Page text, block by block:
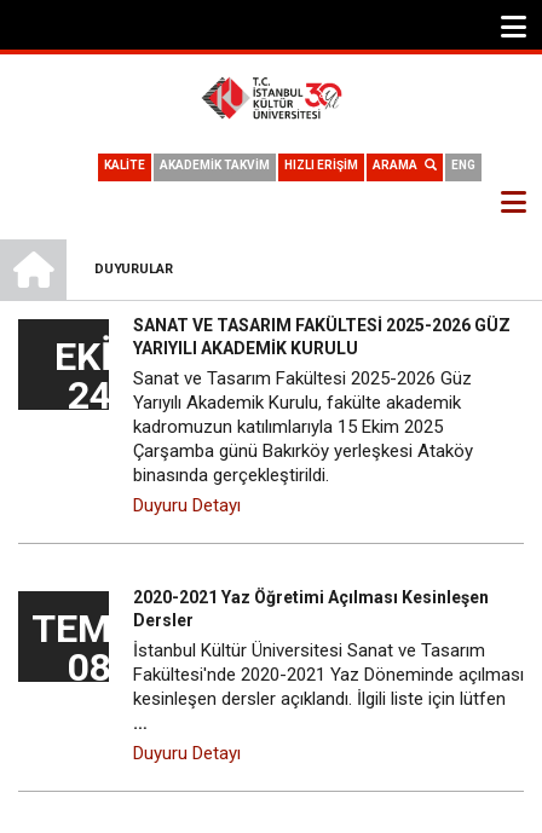
ENG
ARAMA
HIZLI ERİŞİM
AKADEMİK TAKVİM
KALİTE
SAYFA
YOLU
DUYURULAR
EKI
24
SANAT VE TASARIM FAKÜLTESİ 2025-2026 GÜZ
YARIYILI AKADEMİK KURULU
Sanat ve Tasarım Fakültesi 2025-2026 Güz
Yarıyılı Akademik Kurulu, fakülte akademik
kadromuzun katılımlarıyla 15 Ekim 2025
Çarşamba günü Bakırköy yerleşkesi Ataköy
binasında gerçekleştirildi.
Duyuru Detayı
TEM
08
2020-2021 Yaz Öğretimi Açılması Kesinleşen
Dersler
İstanbul Kültür Üniversitesi Sanat ve Tasarım
Fakültesi'nde 2020-2021 Yaz Döneminde açılması
kesinleşen dersler açıklandı. İlgili liste için lütfen
…
Duyuru Detayı